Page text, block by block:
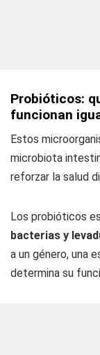
Probióticos:
funcionan
Estos
microbiota
reforzar la salud
Los probióticos
bacterias y
a un género, una
determina su